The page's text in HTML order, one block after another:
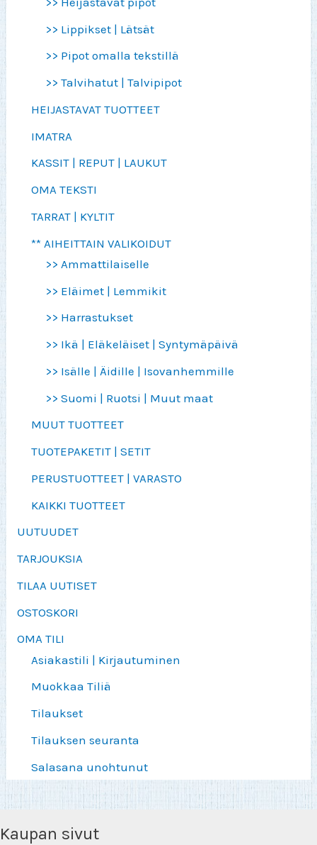
>> Lippikset | Lätsät
>> Pipot omalla tekstillä
>> Talvihatut | Talvipipot
HEIJASTAVAT TUOTTEET
IMATRA
KASSIT | REPUT | LAUKUT
OMA TEKSTI
TARRAT | KYLTIT
** AIHEITTAIN VALIKOIDUT
>> Ammattilaiselle
>> Eläimet | Lemmikit
>> Harrastukset
>> Ikä | Eläkeläiset | Syntymäpäivä
>> Isälle | Äidille | Isovanhemmille
>> Suomi | Ruotsi | Muut maat
MUUT TUOTTEET
TUOTEPAKETIT | SETIT
PERUSTUOTTEET | VARASTO
KAIKKI TUOTTEET
UUTUUDET
TARJOUKSIA
TILAA UUTISET
OSTOSKORI
OMA TILI
Asiakastili | Kirjautuminen
Muokkaa Tiliä
Tilaukset
Tilauksen seuranta
Salasana unohtunut
Kaupan sivut